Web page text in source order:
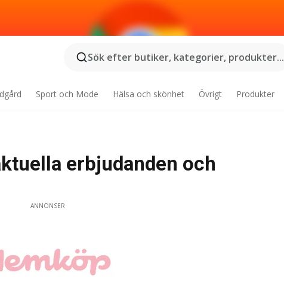
Sök efter butiker, kategorier, produkter...
Sport och Mode Hälsa och skönhet Övrigt Produkter
erbjudanden och
ANNONSER